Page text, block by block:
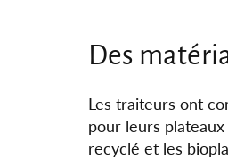
Des
Les traiteurs ont
pour leurs
recyclé et les